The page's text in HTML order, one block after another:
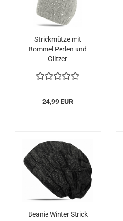
Strickmütze mit
Bommel Perlen und
Glitzer
24,99 EUR
Beanie Winter Strick